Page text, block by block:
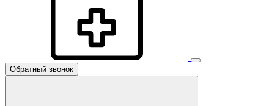
Обратный звонок